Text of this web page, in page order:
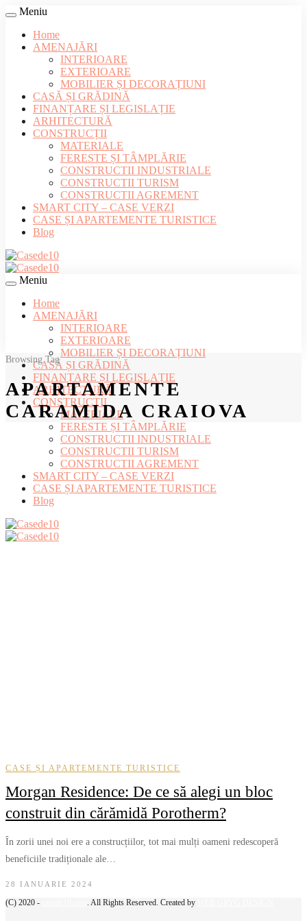
Meniu
Home
AMENAJĂRI
INTERIOARE
EXTERIOARE
MOBILIER ȘI DECORAȚIUNI
CASĂ ȘI GRĂDINĂ
FINANȚARE ȘI LEGISLAȚIE
ARHITECTURĂ
CONSTRUCȚII
MATERIALE
FERESTE ȘI TÂMPLĂRIE
CONSTRUCTII INDUSTRIALE
CONSTRUCTII TURISM
CONSTRUCTII AGREMENT
SMART CITY – CASE VERZI
CASE ȘI APARTEMENTE TURISTICE
Blog
Meniu
Home
AMENAJĂRI
INTERIOARE
EXTERIOARE
MOBILIER ȘI DECORAȚIUNI
CASĂ ȘI GRĂDINĂ
FINANȚARE ȘI LEGISLAȚIE
ARHITECTURĂ
CONSTRUCȚII
MATERIALE
FERESTE ȘI TÂMPLĂRIE
CONSTRUCTII INDUSTRIALE
CONSTRUCTII TURISM
CONSTRUCTII AGREMENT
SMART CITY – CASE VERZI
CASE ȘI APARTEMENTE TURISTICE
Blog
Browsing Tag
APARTAMENTE
CARAMIDA CRAIOVA
CASE ȘI APARTEMENTE TURISTICE
Morgan Residence: De ce să alegi un bloc
construit din cărămidă Porotherm?
În zorii unei noi ere a construcțiilor, tot mai mulți oameni redescoperă
beneficiile tradiționale ale…
28 IANUARIE 2024
(C) 2020 - . All Rights Reserved. Created by